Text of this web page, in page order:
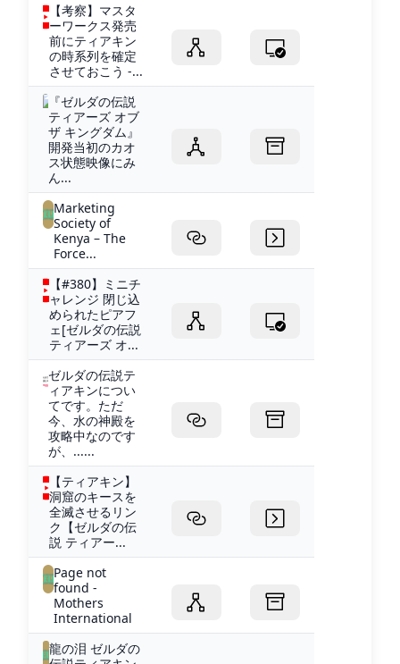
【考察】マスタ
ーワークス発売
前にティアキン
の時系列を確定
させておこう -...
『ゼルダの伝説
ティアーズ オブ
ザ キングダム』
開発当初のカオ
ス状態映像にみ
ん...
Marketing
Society of
Kenya – The
Force...
【#380】ミニチ
ャレンジ 閉じ込
められたピアフ
ェ[ゼルダの伝説
ティアーズ オ...
ゼルダの伝説テ
ィアキンについ
てです。ただ
今、水の神殿を
攻略中なのです
が、......
【ティアキン】
洞窟のキースを
全滅させるリン
ク【ゼルダの伝
説 ティアー...
Page not
found -
Mothers
International
龍の泪 ゼルダの